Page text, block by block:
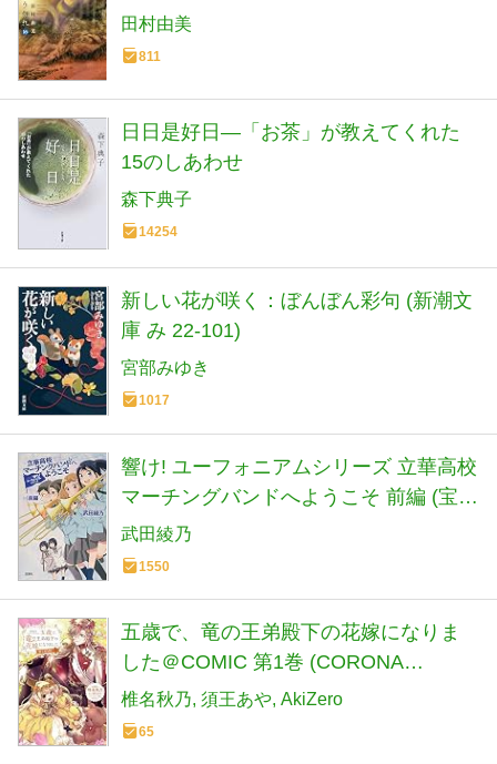
田村由美
811
日日是好日―「お茶」が教えてくれた
15のしあわせ
森下典子
14254
新しい花が咲く：ぼんぼん彩句 (新潮文
庫 み 22-101)
宮部みゆき
1017
響け! ユーフォニアムシリーズ 立華高校
マーチングバンドへようこそ 前編 (宝島
社文庫)
武田綾乃
1550
五歳で、竜の王弟殿下の花嫁になりま
した＠COMIC 第1巻 (CORONA
COMICS)
椎名秋乃 須王あや AkiZero
65